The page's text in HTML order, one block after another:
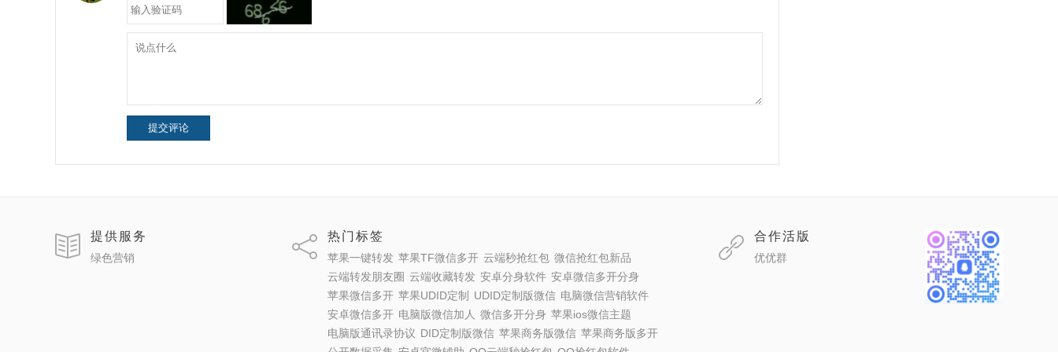
提交评论
提供服务
绿色营销
热门标签
苹果一键转发 苹果TF微信多开 云端秒抢红包 微信抢红包新品
云端转发朋友圈 云端收藏转发 安卓分身软件 安卓微信多开分身
苹果微信多开 苹果UDID定制 UDID定制版微信 电脑微信营销软件
安卓微信多开 电脑版微信加人 微信多开分身 苹果ios微信主题
电脑版通讯录协议 DID定制版微信 苹果商务版微信 苹果商务版多开
合作活版
优优群